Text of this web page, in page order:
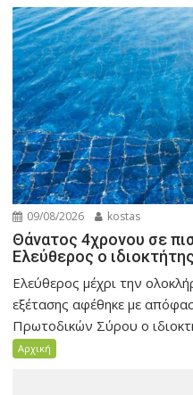
09/08/2026 kostas
Θάνατος 4χρονου σε
Ελεύθερος ο
Ελεύθερος μέχρι την
εξέτασης αφέθηκε με
Πρωτοδικών Σύρου ο
Αρχική